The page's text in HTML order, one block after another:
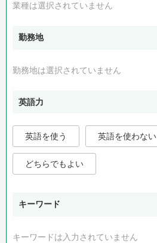
業種は選択されていません
勤務地
勤務地は選択されていません
英語力
英語を使う 英語を使わない
どちらでもよい
キーワード
キーワードは入力されていません